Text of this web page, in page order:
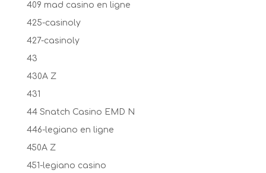
409 mad casino en ligne
425-casinoly
427-casinoly
43
430A Z
431
44 Snatch Casino EMD N
446-legiano en ligne
450A Z
451-legiano casino